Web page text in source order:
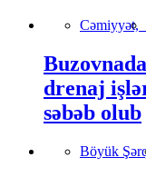
Cəmiyyət,
drenaj
səbəb olub
Böyük